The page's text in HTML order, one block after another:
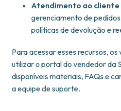
Atendimento ao cliente
gerenciamento de
políticas de devolução e
Para acessar esses recursos,
utilizar o portal do vendedor da
disponíveis materiais, FAQs e
a equipe de suporte.